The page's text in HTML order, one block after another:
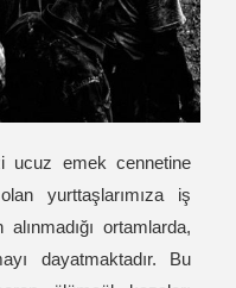
ucuz emek cennetine
yurttaşlarımıza iş
ortamlarda,
dayatmaktadır. Bu